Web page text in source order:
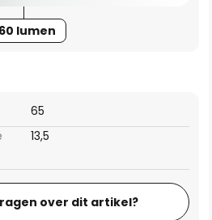
lumen
65
13,5
over dit artikel?